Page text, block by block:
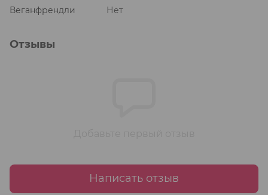
Веганфрендли
Нет
Отзывы
Написать отзыв